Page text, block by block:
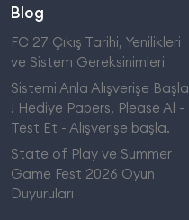
Blog
FC 27 Çıkış Tarihi, Yenilikleri
ve Sistem Gereksinimleri
Sistemi Anla Alışverişe Başla
! Hediye Papers, Please Al -
Test Et - Alışverişe başla.
State of Play ve Summer
Game Fest 2026 Oyun
Duyuruları